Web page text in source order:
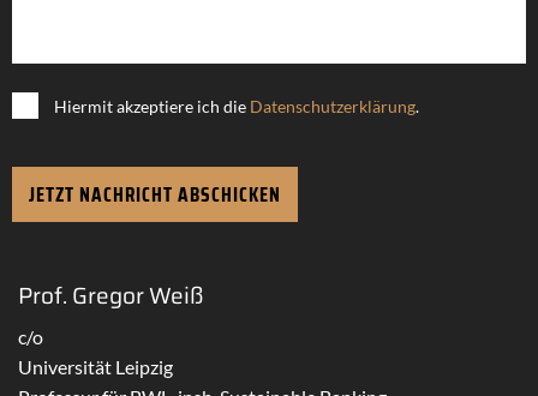
Hiermit akzeptiere ich die Datenschutzerklärung.
Prof. Gregor Weiß
c/o
Universität Leipzig